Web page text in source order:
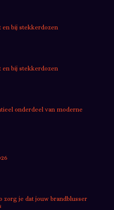
bij stekkerdozen
bij stekkerdozen
onderdeel van moderne
zorg je dat jouw brandblusser